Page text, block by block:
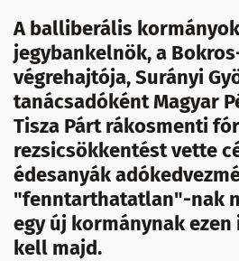
A balliberális
jegybankelnök, a
végrehajtója, Surányi
tanácsadóként Magyar
Tisza Párt rákosmenti
rezsicsökkentést vette
édesanyák
"fenntarthatatlan"-nak
egy új kormánynak
kell majd.